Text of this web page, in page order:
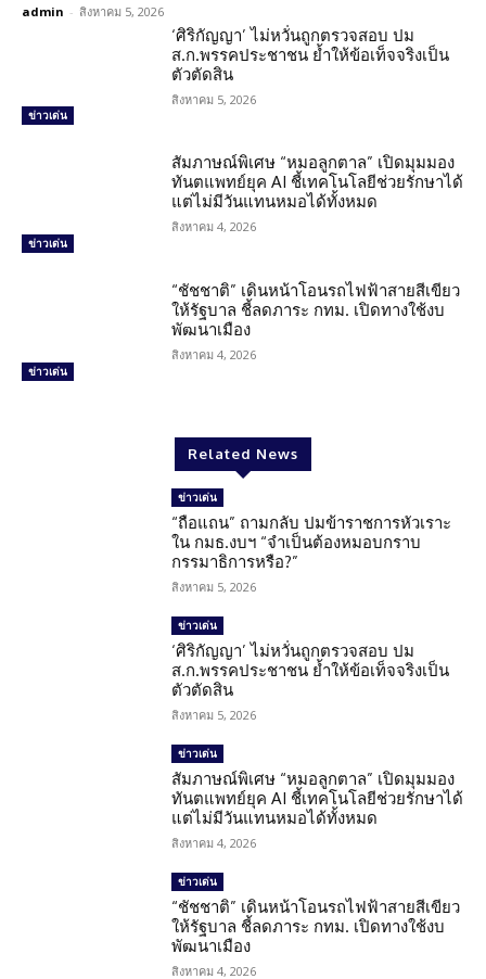
admin - สิงหาคม 5, 2026
ข่าวเด่น
‘ศิริกัญญา’ ไม่หวั่นถูกตรวจสอบ ปม
ส.ก.พรรคประชาชน ย้ำให้ข้อเท็จจริงเป็น
ตัวตัดสิน
สิงหาคม 5, 2026
ข่าวเด่น
สัมภาษณ์พิเศษ “หมอลูกตาล” เปิดมุมมอง
ทันตแพทย์ยุค AI ชี้เทคโนโลยีช่วยรักษาได้
แต่ไม่มีวันแทนหมอได้ทั้งหมด
สิงหาคม 4, 2026
ข่าวเด่น
“ชัชชาติ” เดินหน้าโอนรถไฟฟ้าสายสีเขียว
ให้รัฐบาล ชี้ลดภาระ กทม. เปิดทางใช้งบ
พัฒนาเมือง
สิงหาคม 4, 2026
Related News
ข่าวเด่น
“ถือแถน” ถามกลับ ปมข้าราชการหัวเราะ
ใน กมธ.งบฯ “จำเป็นต้องหมอบกราบ
กรรมาธิการหรือ?”
สิงหาคม 5, 2026
ข่าวเด่น
‘ศิริกัญญา’ ไม่หวั่นถูกตรวจสอบ ปม
ส.ก.พรรคประชาชน ย้ำให้ข้อเท็จจริงเป็น
ตัวตัดสิน
สิงหาคม 5, 2026
ข่าวเด่น
สัมภาษณ์พิเศษ “หมอลูกตาล” เปิดมุมมอง
ทันตแพทย์ยุค AI ชี้เทคโนโลยีช่วยรักษาได้
แต่ไม่มีวันแทนหมอได้ทั้งหมด
สิงหาคม 4, 2026
ข่าวเด่น
“ชัชชาติ” เดินหน้าโอนรถไฟฟ้าสายสีเขียว
ให้รัฐบาล ชี้ลดภาระ กทม. เปิดทางใช้งบ
พัฒนาเมือง
สิงหาคม 4, 2026